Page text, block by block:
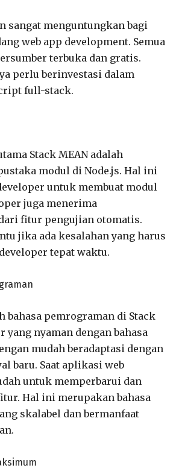
sangat menguntungkan bagi
web app development. Semua
terbuka dan gratis.
perlu berinvestasi dalam
full-stack.
Stack MEAN adalah
modul di Node.js. Hal ini
untuk membuat modul
juga menerima
fitur pengujian otomatis.
jika ada kesalahan yang harus
tepat waktu.
bahasa pemrograman di Stack
yang nyaman dengan bahasa
mudah beradaptasi dengan
baru. Saat aplikasi web
untuk memperbarui dan
Hal ini merupakan bahasa
skalabel dan bermanfaat